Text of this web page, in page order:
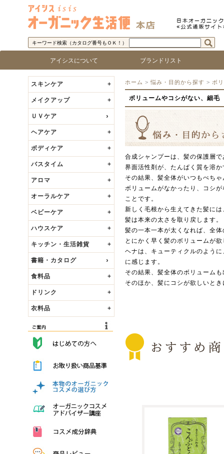
キーワード検索（カタログ番号もＯＫ！）
アイシスについて
アイシス「オーガニック生活便」について
ブランドリスト
ロゴで探す
ブランド名で探す 乾燥
敏感
脂性
混合
年齢
ベビ
スキンケア +
メイクアップ +
ＵＶケア
ヘアケア +
ボディケア +
バスタイム +
アロマ +
オーラルケア +
ベビーケア +
ハウスケア +
キッチン・生活雑貨 +
書籍・カタログ
食料品 +
ドリンク +
衣料品 +
ホーム > 悩み・目的から探す > ボ
ボリュームやコシがない、細毛
合成シャンプーは、髪の保護層
界面活性剤が、たんぱく質を溶
その結果、髪全体がいつもぺち
ボリュームがなかったり、コシ
ことです。
新しく毛根から生えてきた髪に
髪は本来の太さを取り戻します。
髪の一本一本が太くなれば、全
とにかく早く髪のボリュームが
ヘナは、キューティクルのよう
に感じます。
その結果、髪全体のボリューム
そのほか、髪にコシが欲しいと